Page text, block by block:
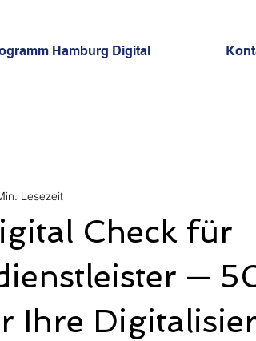
Hamburg Digital
Check für
—
Ihre
Lesezeit